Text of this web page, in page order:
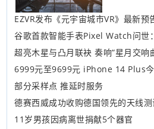
EZVR发布《元宇宙城市VR》最新预
谷歌首款智能手表Pixel Watch问世
超亮木星与凸月联袂 奏响“星月交响
6999元至9699元 iPhone 14 Plus
部分采样点 推延时服务
德赛西威成功收购德国领先的天线测
11岁男孩因病离世捐献5个器官